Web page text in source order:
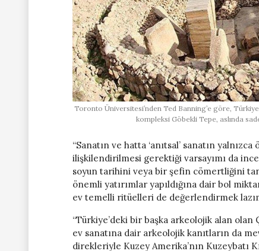
Toronto Üniversitesi’nden Ted Banning’e göre,
kompleksi Göbekli Tepe, aslında
“Sanatın ve hatta ‘anıtsal’ sanatın
ilişkilendirilmesi gerektiği varsayımı da
soyun tarihini veya bir şefin cömertliğini
önemli yatırımlar yapıldığına dair bol
ev temelli ritüelleri de değerlendirmek
“Türkiye’deki bir başka arkeolojik alan
ev sanatına dair arkeolojik kanıtların da
direkleriyle Kuzey Amerika’nın Kuzeybatı